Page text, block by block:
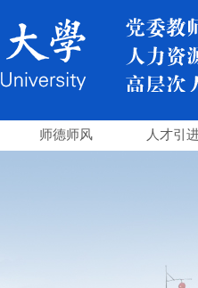
师德师风 人才引